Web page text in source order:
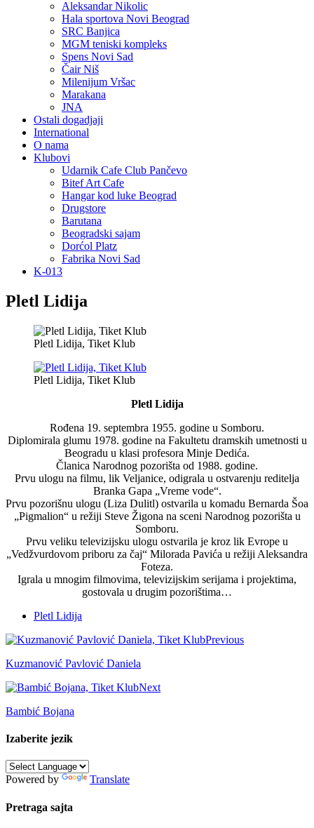
Aleksandar Nikolic
Hala sportova Novi Beograd
SRC Banjica
MGM teniski kompleks
Spens Novi Sad
Čair Niš
Milenijum Vršac
Marakana
JNA
Ostali dogadjaji
International
O nama
Klubovi
Udarnik Cafe Club Pančevo
Bitef Art Cafe
Hangar kod luke Beograd
Drugstore
Barutana
Beogradski sajam
Dorćol Platz
Fabrika Novi Sad
K-013
Pletl Lidija
Pletl Lidija, Tiket Klub
Pletl Lidija, Tiket Klub
Pletl Lidija
Rođena 19. septembra 1955. godine u Somboru.
Diplomirala glumu 1978. godine na Fakultetu dramskih umetnosti u
Beogradu u klasi profesora Minje Dedića.
Članica Narodnog pozorišta od 1988. godine.
Prvu ulogu na filmu, lik Veljanice, odigrala u ostvarenju reditelja
Branka Gapa „Vreme vode“.
Prvu pozorišnu ulogu (Liza Dulitl) ostvarila u komadu Bernarda Šoa
„Pigmalion“ u režiji Steve Žigona na sceni Narodnog pozorišta u
Somboru.
Prvu veliku televizijsku ulogu ostvarila je kroz lik Evrope u
„Vedžvurdovom priboru za čaj“ Milorada Pavića u režiji Aleksandra
Foteza.
Igrala u mnogim filmovima, televizijskim serijama i projektima,
gostovala u drugim pozorištima…
Pletl Lidija
Previous
Kuzmanović Pavlović Daniela
Next
Bambić Bojana
Izaberite jezik
Powered by Translate
Pretraga sajta